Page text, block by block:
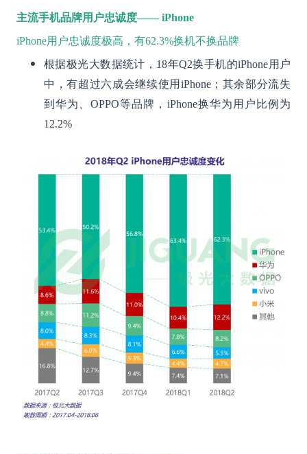
主流手机品牌用户忠诚度—— iPhone
iPhone用户忠诚度极高，有62.3%换机不换品牌
根据极光大数据统计，18年Q2换手机的iPhone用户
中，有超过六成会继续使用iPhone；其余部分流失
到华为、OPPO等品牌，iPhone换华为用户比例为
12.2%